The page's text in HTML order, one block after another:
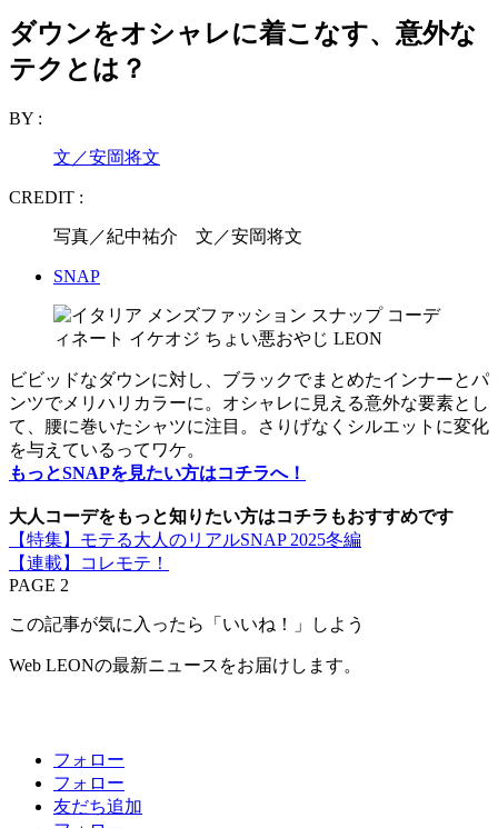
ダウンをオシャレに着こなす、意外な
テクとは？
BY :
文／安岡将文
CREDIT :
写真／紀中祐介 文／安岡将文
SNAP
ビビッドなダウンに対し、ブラックでまとめたインナーとパ
ンツでメリハリカラーに。オシャレに見える意外な要素とし
て、腰に巻いたシャツに注目。さりげなくシルエットに変化
を与えているってワケ。
もっとSNAPを見たい方はコチラへ！
大人コーデをもっと知りたい方はコチラもおすすめです
【特集】モテる大人のリアルSNAP 2025冬編
【連載】コレモテ！
PAGE 2
この記事が気に入ったら「いいね！」しよう
Web LEONの最新ニュースをお届けします。
フォロー
フォロー
友だち追加